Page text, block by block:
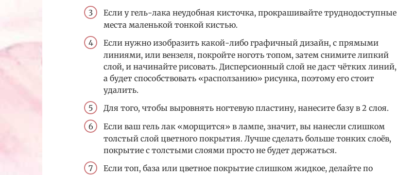
Если у гель-лака неудобная кисточка, прокрашивайте труднодоступные
места маленькой тонкой кистью.
Если нужно изобразить какой-либо графичный дизайн, с прямыми
линиями, или вензеля, покройте ноготь топом, затем снимите липкий
слой, и начинайте рисовать. Дисперсионный слой не даст чётких линий,
а будет способствовать «расползанию» рисунка, поэтому его стоит
удалить.
Для того, чтобы выровнять ногтевую пластину, нанесите базу в 2 слоя.
Если ваш гель лак «морщится» в лампе, значит, вы нанесли слишком
толстый слой цветного покрытия. Лучше сделать больше тонких слоёв,
покрытие с толстыми слоями просто не будет держаться.
Если топ, база или цветное покрытие слишком жидкое, делайте по